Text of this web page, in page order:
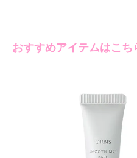
おすすめアイテムはこち